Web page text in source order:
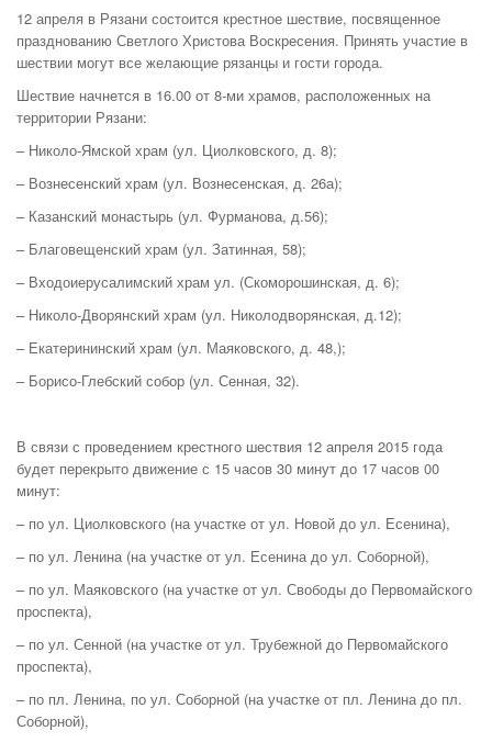
12 апреля в Рязани состоится крестное шествие, посвященное
празднованию Светлого Христова Воскресения. Принять участие в
шествии могут все желающие рязанцы и гости города.
Шествие начнется в 16.00 от 8-ми храмов, расположенных на
территории Рязани:
– Николо-Ямской храм (ул. Циолковского, д. 8);
– Вознесенский храм (ул. Вознесенская, д. 26а);
– Казанский монастырь (ул. Фурманова, д.56);
– Благовещенский храм (ул. Затинная, 58);
– Входоиерусалимский храм ул. (Скоморошинская, д. 6);
– Николо-Дворянский храм (ул. Николодворянская, д.12);
– Екатерининский храм (ул. Маяковского, д. 48,);
– Борисо-Глебский собор (ул. Сенная, 32).
В связи с проведением крестного шествия 12 апреля 2015 года
будет перекрыто движение с 15 часов 30 минут до 17 часов 00
минут:
– по ул. Циолковского (на участке от ул. Новой до ул. Есенина),
– по ул. Ленина (на участке от ул. Есенина до ул. Соборной),
– по ул. Маяковского (на участке от ул. Свободы до Первомайского
проспекта),
– по ул. Сенной (на участке от ул. Трубежной до Первомайского
проспекта),
– по пл. Ленина, по ул. Соборной (на участке от пл. Ленина до пл.
Соборной),